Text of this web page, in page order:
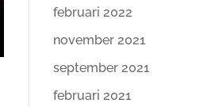
februari 2022
november 2021
september 2021
februari 2021